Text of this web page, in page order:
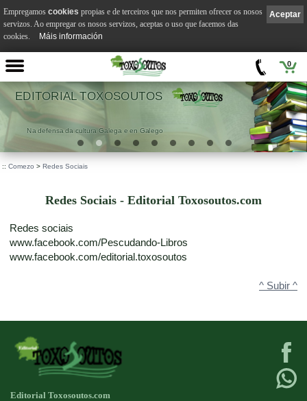
0
EDITORIAL TOXOSOUTOS
Na defensa da cultura Galega e en Galego
:: Comezo > Redes Sociais
Redes Sociais - Editorial Toxosoutos.com
Redes sociais
www.facebook.com/Pescudando-Libros
www.facebook.com/editorial.toxosoutos
^ Subir ^
Editorial Toxosoutos.com
Aceptar
Empregamos cookies propias e de terceiros que nos permiten ofrecer os nosos
servizos. Ao empregar os nosos servizos, aceptas o uso que facemos das
cookies.
Máis información